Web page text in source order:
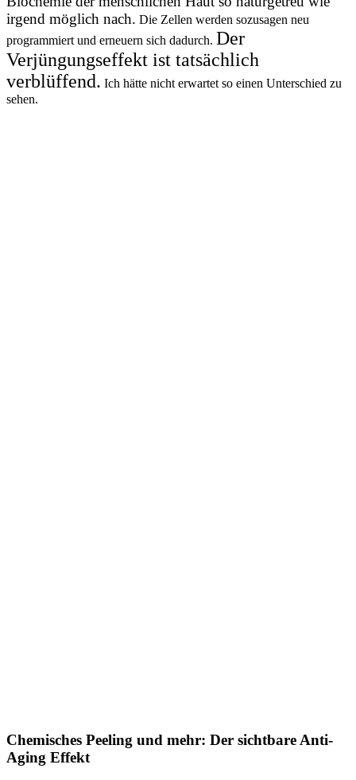
irgend möglich nach. Die Zellen werden sozusagen neu
programmiert und erneuern sich dadurch. Der
Verjüngungseffekt ist tatsächlich
verblüffend. Ich hätte nicht erwartet so einen Unterschied zu
sehen.
Chemisches Peeling und mehr: Der sichtbare Anti-
Aging Effekt